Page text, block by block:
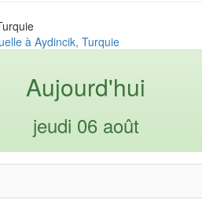
à Aydincik, Turquie
Aujourd'hui
jeudi 06 août